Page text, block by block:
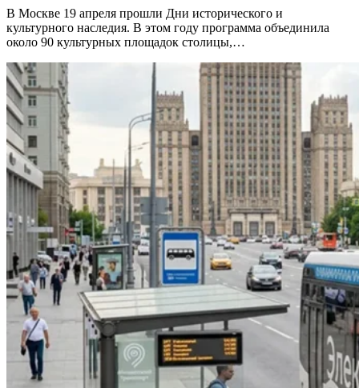
В Москве 19 апреля прошли Дни исторического и
культурного наследия. В этом году программа объединила
около 90 культурных площадок столицы,…